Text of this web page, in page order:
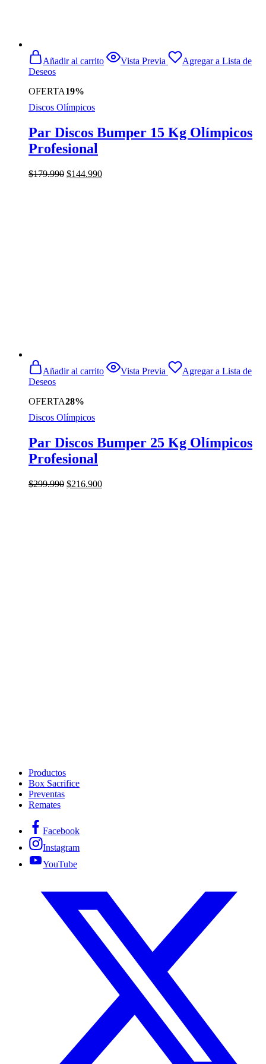
OFERTA19%
Añadir al carrito Vista Previa
Agregar a Lista de
Deseos
Discos Olímpicos
Par Discos Bumper 15 Kg Olímpicos
Profesional
$179.990 El
$144.990El
OFERTA28%
Añadir al carrito Vista Previa
Agregar a Lista de
Deseos
Discos Olímpicos
Par Discos Bumper 25 Kg Olímpicos
Profesional
$299.990 El
$216.900El
Productos
Box Sacrifice
Preventas
Remates
Facebook
Instagram
YouTube